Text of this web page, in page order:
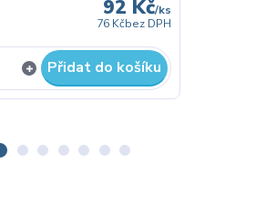
92 Kč/ks
76 Kčbez DPH
Přidat do košíku